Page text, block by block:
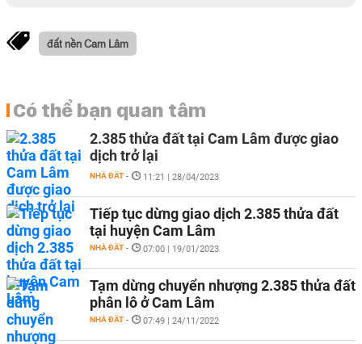
đất nền Cam Lâm
Có thể bạn quan tâm
2.385 thửa đất tại Cam Lâm được giao
dịch trở lại
NHÀ ĐẤT - 11:21 | 28/04/2023
Tiếp tục dừng giao dịch 2.385 thửa đất
tại huyện Cam Lâm
NHÀ ĐẤT - 07:00 | 19/01/2023
Tạm dừng chuyển nhượng 2.385 thửa đất
phân lô ở Cam Lâm
NHÀ ĐẤT - 07:49 | 24/11/2022